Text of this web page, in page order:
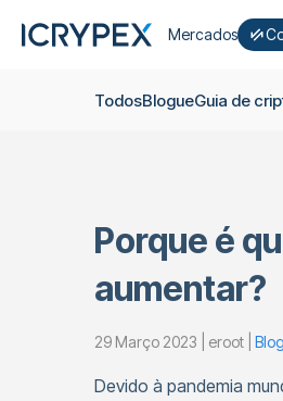
Mercados
TodosBlogueGuia de
Porque é
aumentar?
29 Março 2023 | eroot |
Devido à pandemia